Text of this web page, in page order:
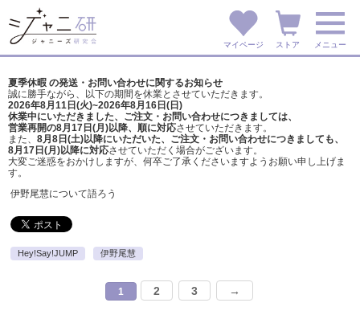
マイページ ストア メニュー
夏季休暇 の発送・お問い合わせに関するお知らせ
誠に勝手ながら、以下の期間を休業とさせていただきます。
2026年8月11日(火)~2026年8月16日(日)
休業中にいただきました、ご注文・お問い合わせにつきましては、
営業再開の8月17日(月)以降、順に対応させていただきます。
また、 8月8日(土)以降にいただいた、ご注文・ お問い合わせにつきましても、
8月17日(月)以降に対応させていただく場合がございます。
大変ご迷惑をおかけしますが、 何卒ご了承くださいますようお願い申し上げま
す。
伊野尾慧について語ろう
Hey!Say!JUMP 伊野尾慧
1 2 3 →